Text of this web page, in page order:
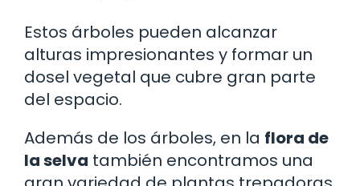
Estos árboles pueden alcanzar
alturas impresionantes y formar un
dosel vegetal que cubre gran parte
del espacio.
Además de los árboles, en la flora de
la selva también encontramos una